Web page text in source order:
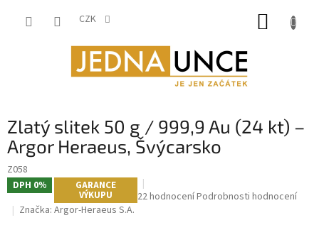
CZK
Zlatý slitek 50 g / 999,9 Au (24 kt) –
Argor Heraeus, Švýcarsko
Z058
DPH 0% GARANCE
VÝKUPU
Průměrné
22 hodnoceníPodrobnosti hodnocení
Značka: Argor-Heraeus S.A.